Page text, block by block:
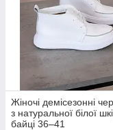
Жіночі демісезонні
з натуральної білої
байці 36–41